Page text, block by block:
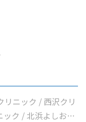
リニック / 西沢クリ
ク / 北浜よしおか